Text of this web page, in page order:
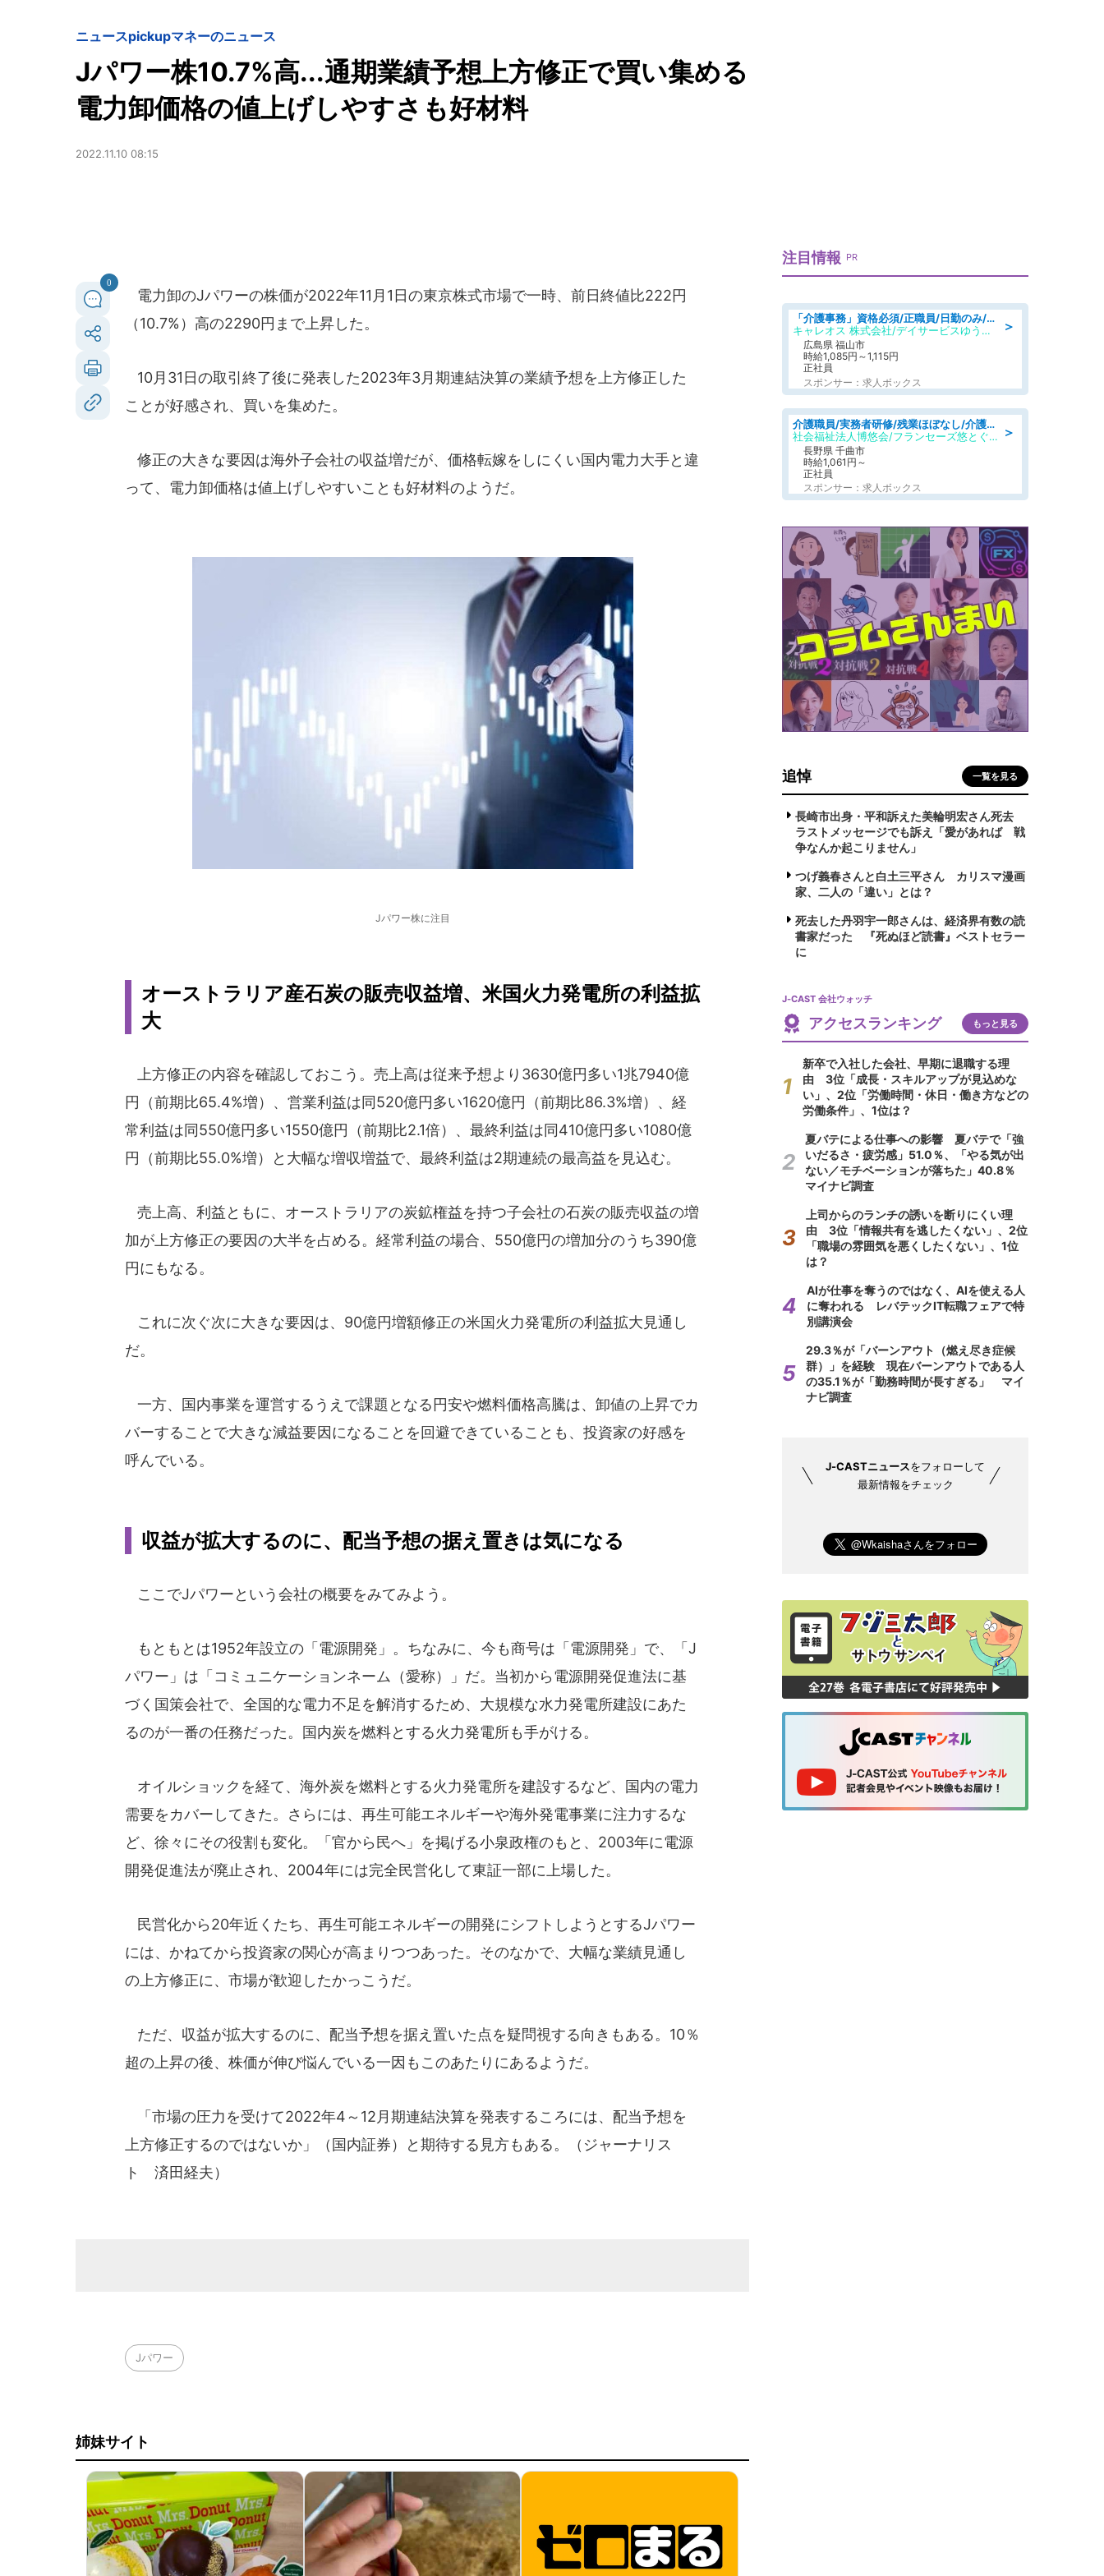
ニュースpickupマネーのニュース
Jパワー株10.7%高...通期業績予想上方修正で買い集める
電力卸価格の値上げしやすさも好材料
2022.11.10 08:15
0
電力卸のJパワーの株価が2022年11月1日の東京株式市場で一時、前日終値比222円
（10.7%）高の2290円まで上昇した。
10月31日の取引終了後に発表した2023年3月期連結決算の業績予想を上方修正した
ことが好感され、買いを集めた。
修正の大きな要因は海外子会社の収益増だが、価格転嫁をしにくい国内電力大手と違
って、電力卸価格は値上げしやすいことも好材料のようだ。
Jパワー株に注目
オーストラリア産石炭の販売収益増、米国火力発電所の利益拡
大
上方修正の内容を確認しておこう。売上高は従来予想より3630億円多い1兆7940億
円（前期比65.4%増）、営業利益は同520億円多い1620億円（前期比86.3%増）、経
常利益は同550億円多い1550億円（前期比2.1倍）、最終利益は同410億円多い1080億
円（前期比55.0%増）と大幅な増収増益で、最終利益は2期連続の最高益を見込む。
売上高、利益ともに、オーストラリアの炭鉱権益を持つ子会社の石炭の販売収益の増
加が上方修正の要因の大半を占める。経常利益の場合、550億円の増加分のうち390億
円にもなる。
これに次ぐ次に大きな要因は、90億円増額修正の米国火力発電所の利益拡大見通し
だ。
一方、国内事業を運営するうえで課題となる円安や燃料価格高騰は、卸値の上昇でカ
バーすることで大きな減益要因になることを回避できていることも、投資家の好感を
呼んでいる。
収益が拡大するのに、配当予想の据え置きは気になる
ここでJパワーという会社の概要をみてみよう。
もともとは1952年設立の「電源開発」。ちなみに、今も商号は「電源開発」で、「J
パワー」は「コミュニケーションネーム（愛称）」だ。当初から電源開発促進法に基
づく国策会社で、全国的な電力不足を解消するため、大規模な水力発電所建設にあた
るのが一番の任務だった。国内炭を燃料とする火力発電所も手がける。
オイルショックを経て、海外炭を燃料とする火力発電所を建設するなど、国内の電力
需要をカバーしてきた。さらには、再生可能エネルギーや海外発電事業に注力するな
ど、徐々にその役割も変化。「官から民へ」を掲げる小泉政権のもと、2003年に電源
開発促進法が廃止され、2004年には完全民営化して東証一部に上場した。
民営化から20年近くたち、再生可能エネルギーの開発にシフトしようとするJパワー
には、かねてから投資家の関心が高まりつつあった。そのなかで、大幅な業績見通し
の上方修正に、市場が歓迎したかっこうだ。
ただ、収益が拡大するのに、配当予想を据え置いた点を疑問視する向きもある。10％
超の上昇の後、株価が伸び悩んでいる一因もこのあたりにあるようだ。
「市場の圧力を受けて2022年4～12月期連結決算を発表するころには、配当予想を
上方修正するのではないか」（国内証券）と期待する見方もある。（ジャーナリス
ト 済田経夫）
Jパワー
姉妹サイト
注目情報 PR
＞
「介護事務」資格必須/正職員/日勤のみ/デイサービス
キャレオス 株式会社/デイサービスゆうゆう南本庄
広島県 福山市
時給1,085円～1,115円
正社員
スポンサー：求人ボックス
＞
介護職員/実務者研修/残業ほぼなし/介護老人保健施設の介護士/シフト相談可
社会福祉法人博悠会/フランセーズ悠とぐら
長野県 千曲市
時給1,061円～
正社員
スポンサー：求人ボックス
追悼 一覧を見る
長崎市出身・平和訴えた美輪明宏さん死去
ラストメッセージでも訴え「愛があれば 戦
争なんか起こりません」
つげ義春さんと白土三平さん カリスマ漫画
家、二人の「違い」とは？
死去した丹羽宇一郎さんは、経済界有数の読
書家だった 『死ぬほど読書』ベストセラー
に
J-CAST 会社ウォッチ
アクセスランキング もっと見る
新卒で入社した会社、早期に退職する理
由 3位「成長・スキルアップが見込めな
い」、2位「労働時間・休日・働き方などの
労働条件」、1位は？
夏バテによる仕事への影響 夏バテで「強
いだるさ・疲労感」51.0％、「やる気が出
ない／モチベーションが落ちた」40.8％
マイナビ調査
上司からのランチの誘いを断りにくい理
由 3位「情報共有を逃したくない」、2位
「職場の雰囲気を悪くしたくない」、1位
は？
AIが仕事を奪うのではなく、AIを使える人
に奪われる レバテックIT転職フェアで特
別講演会
29.3％が「バーンアウト（燃え尽き症候
群）」を経験 現在バーンアウトである人
の35.1％が「勤務時間が長すぎる」 マイ
ナビ調査
J-CASTニュースをフォローして
最新情報をチェック